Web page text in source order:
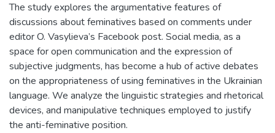
The study explores the argumentative features of
discussions about feminatives based on comments under
editor O. Vasylieva’s Facebook post. Social media, as a
space for open communication and the expression of
subjective judgments, has become a hub of active debates
on the appropriateness of using feminatives in the Ukrainian
language. We analyze the linguistic strategies and rhetorical
devices, and manipulative techniques employed to justify
the anti-feminative position.